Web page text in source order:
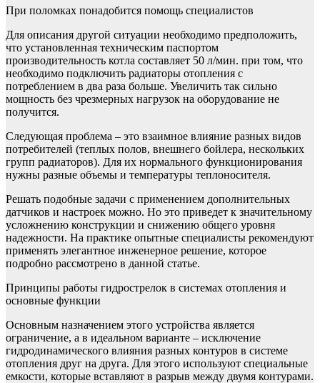
При поломках понадобится помощь специалистов
Для описания другой ситуации необходимо предположить,
что установленная техническим паспортом
производительность котла составляет 50 л/мин. при том, что
необходимо подключить радиаторы отопления с
потреблением в два раза больше. Увеличить так сильно
мощность без чрезмерных нагрузок на оборудование не
получится.
Следующая проблема – это взаимное влияние разных видов
потребителей (теплых полов, внешнего бойлера, нескольких
групп радиаторов). Для их нормального функционирования
нужны разные объемы и температуры теплоносителя.
Решать подобные задачи с применением дополнительных
датчиков и настроек можно. Но это приведет к значительному
усложнению конструкции и снижению общего уровня
надежности. На практике опытные специалисты рекомендуют
применять элегантное инженерное решение, которое
подробно рассмотрено в данной статье.
Принципы работы гидрострелок в системах отопления и
основные функции
Основным назначением этого устройства является
ограничение, а в идеальном варианте – исключение
гидродинамического влияния разных контуров в системе
отопления друг на друга. Для этого используют специальные
емкости, которые вставляют в разрыв между двумя контурами.